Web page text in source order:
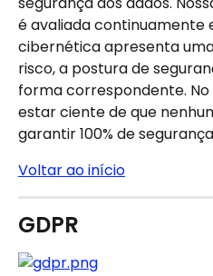
é avaliada continuamente
cibernética apresenta
risco, a postura de
forma correspondente.
estar ciente de que
garantir 100% de
Voltar ao início
GDPR